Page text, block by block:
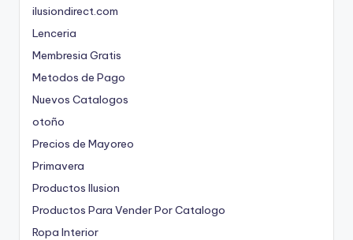
ilusiondirect.com
Lenceria
Membresia Gratis
Metodos de Pago
Nuevos Catalogos
otoño
Precios de Mayoreo
Primavera
Productos Ilusion
Productos Para Vender Por Catalogo
Ropa Interior